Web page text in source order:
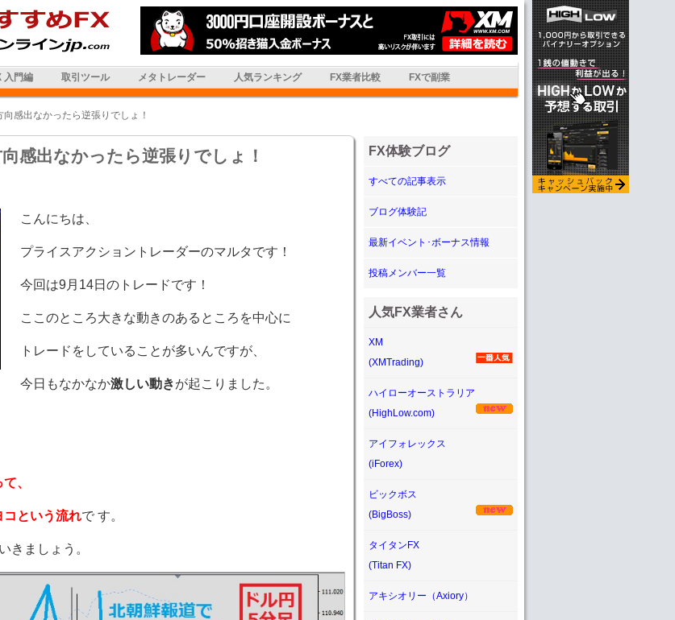
入門編 取引ツール メタトレーダー 人気ランキング FX業者比較 FXで副業
感出なかったら逆張りでしょ！
感出なかったら逆張りでしょ！
こんにちは、
プライスアクショントレーダーのマルタです！
今回は9月14日のトレードです！
ここのところ大きな動きのあるところを中心に
トレードをしていることが多いんですが、
今日もなかなか激しい動きが起こりました。
、
コという流れで す。
きましょう。
FX体験ブログ
すべての記事表示
ブログ体験記
最新イベント･ボーナス情報
投稿メンバー一覧
人気FX業者さん
XM
(XMTrading)
ハイローオーストラリア
(HighLow.com)
アイフォレックス
(iForex)
ビックボス
(BigBoss)
タイタンFX
(Titan FX)
アキシオリー（Axiory）